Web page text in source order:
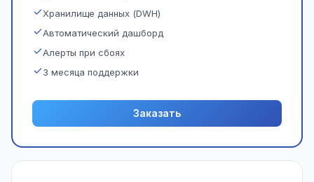
Хранилище данных (DWH)
Автоматический дашборд
Алерты при сбоях
3 месяца поддержки
Заказать